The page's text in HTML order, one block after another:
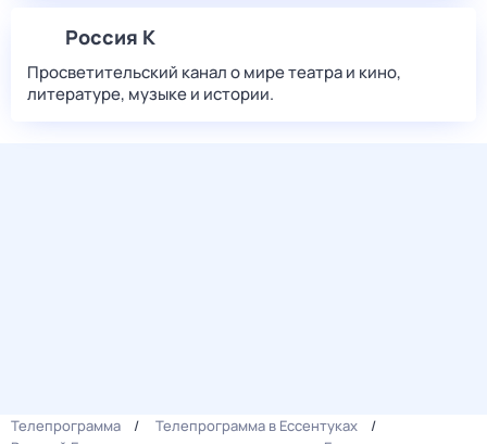
Россия К
Просветительский канал о мире театра и кино,
литературе, музыке и истории.
Телепрограмма
Телепрограмма в Ессентуках